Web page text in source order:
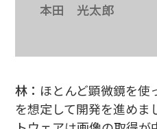
本田 光太郎
林： ほとんど顕微鏡を使
を想定して開発を進めま